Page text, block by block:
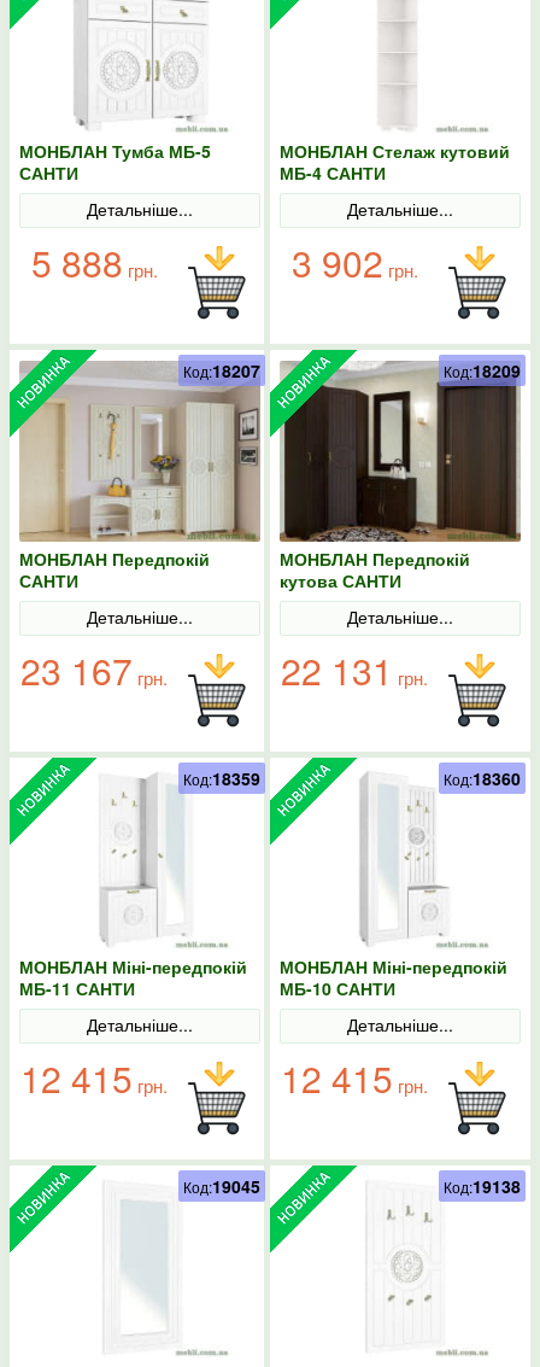
МОНБЛАН Тумба МБ-5
САНТИ
Детальніше...
5 888 грн.
МОНБЛАН Стелаж кутовий
МБ-4 САНТИ
Детальніше...
3 902 грн.
МОНБЛАН Передпокій
САНТИ
Детальніше...
23 167 грн.
Код:18207
МОНБЛАН Передпокій
кутова САНТИ
Детальніше...
22 131 грн.
Код:18209
МОНБЛАН Міні-передпокій
МБ-11 САНТИ
Детальніше...
12 415 грн.
Код:18359
МОНБЛАН Міні-передпокій
МБ-10 САНТИ
Детальніше...
12 415 грн.
Код:18360
Код:19045 Код:19138